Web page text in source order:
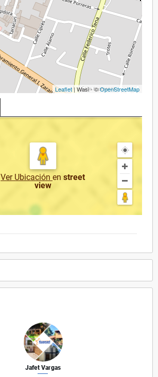
Leaflet| Wasi - ©OpenStreetMap
Ver Ubicación en street
view
Jafet Vargas